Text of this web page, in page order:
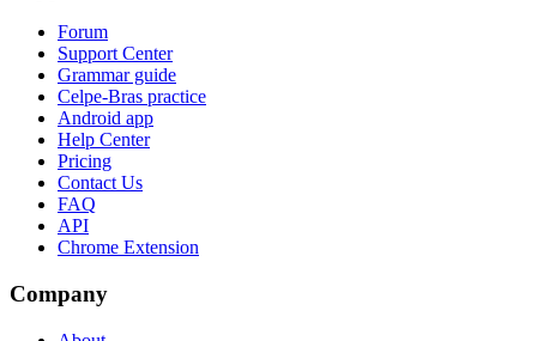
Forum
Support Center
Grammar guide
Celpe-Bras practice
Android app
Help Center
Pricing
Contact Us
FAQ
API
Chrome Extension
Company